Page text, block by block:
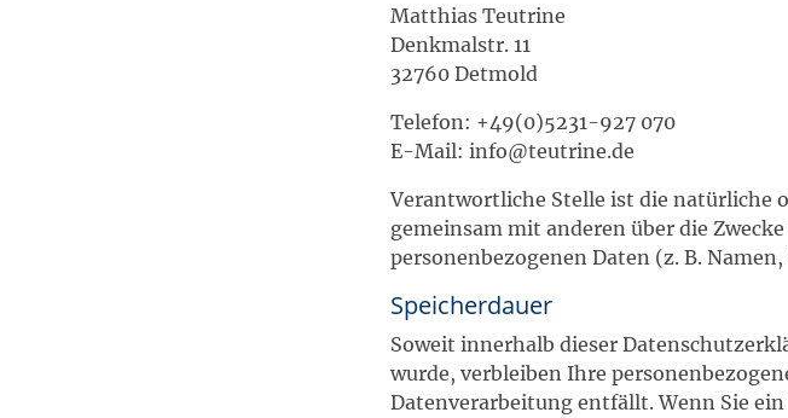
Matthias Teutrine
Denkmalstr. 11
32760 Detmold
Telefon: +49(0)5231-927 070
E-Mail: info@teutrine.de
Verantwortliche Stelle ist die natürliche
gemeinsam mit anderen über die
personenbezogenen Daten (z. B.
Speicherdauer
Soweit innerhalb dieser
wurde, verbleiben Ihre
Datenverarbeitung entfällt. Wenn Sie